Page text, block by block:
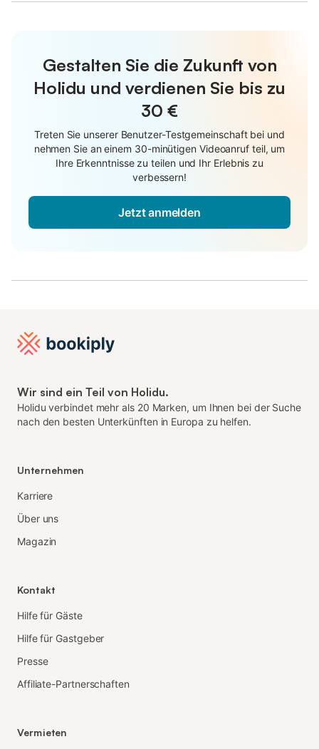
Gestalten Sie die Zukunft von
Holidu und verdienen Sie bis zu
30 €
Treten Sie unserer Benutzer-Testgemeinschaft bei und
nehmen Sie an einem 30-minütigen Videoanruf teil, um
Ihre Erkenntnisse zu teilen und Ihr Erlebnis zu
verbessern!
Jetzt anmelden
Wir sind ein Teil von Holidu.
Holidu verbindet mehr als 20 Marken, um Ihnen bei der Suche
nach den besten Unterkünften in Europa zu helfen.
Unternehmen
Karriere
Über uns
Magazin
Kontakt
Hilfe für Gäste
Hilfe für Gastgeber
Presse
Affiliate-Partnerschaften
Vermieten